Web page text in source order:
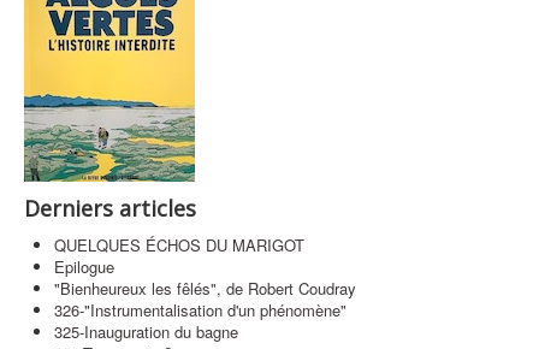
La boutique
Zone pro
Contact
Derniers articles
QUELQUES ÉCHOS DU MARIGOT
Epilogue
"Bienheureux les fêlés", de Robert Coudray
326-"Instrumentalisation d'un phénomène"
325-Inauguration du bagne